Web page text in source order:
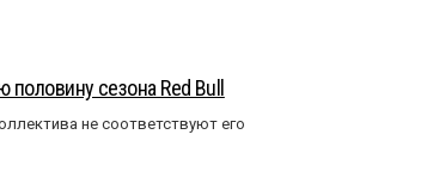
сезона Red Bull
не соответствуют его